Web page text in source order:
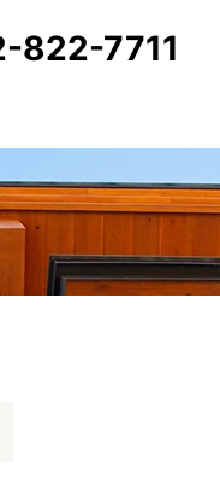
822-7711